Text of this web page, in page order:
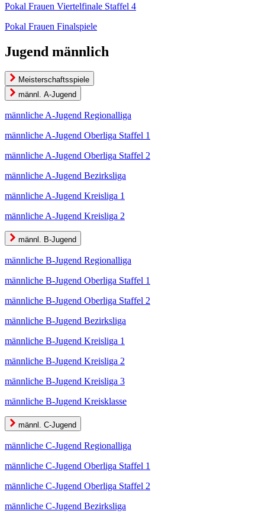
Pokal Frauen Viertelfinale Staffel 4
Pokal Frauen Finalspiele
Jugend männlich
Meisterschaftsspiele
männl. A-Jugend
männliche A-Jugend Regionalliga
männliche A-Jugend Oberliga Staffel 1
männliche A-Jugend Oberliga Staffel 2
männliche A-Jugend Bezirksliga
männliche A-Jugend Kreisliga 1
männliche A-Jugend Kreisliga 2
männl. B-Jugend
männliche B-Jugend Regionalliga
männliche B-Jugend Oberliga Staffel 1
männliche B-Jugend Oberliga Staffel 2
männliche B-Jugend Bezirksliga
männliche B-Jugend Kreisliga 1
männliche B-Jugend Kreisliga 2
männliche B-Jugend Kreisliga 3
männliche B-Jugend Kreisklasse
männl. C-Jugend
männliche C-Jugend Regionalliga
männliche C-Jugend Oberliga Staffel 1
männliche C-Jugend Oberliga Staffel 2
männliche C-Jugend Bezirksliga